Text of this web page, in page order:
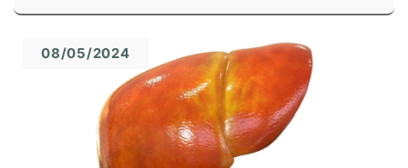
08/05/2024